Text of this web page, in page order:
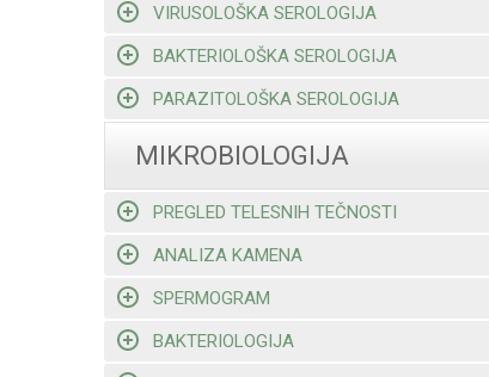
VIRUSOLOŠKA SEROLOGIJA
BAKTERIOLOŠKA SEROLOGIJA
PARAZITOLOŠKA SEROLOGIJA
MIKROBIOLOGIJA
PREGLED TELESNIH TEČNOSTI
ANALIZA KAMENA
SPERMOGRAM
BAKTERIOLOGIJA